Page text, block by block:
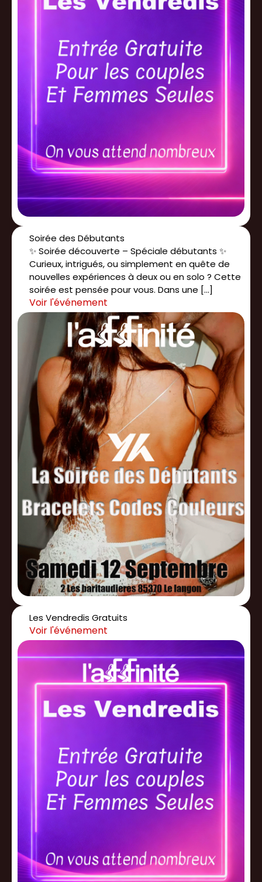
Soirée des Débutants
✨ Soirée découverte – Spéciale débutants ✨
Curieux, intrigués, ou simplement en quête de
nouvelles expériences à deux ou en solo ? Cette
soirée est pensée pour vous. Dans une […]
Les Vendredis Gratuits